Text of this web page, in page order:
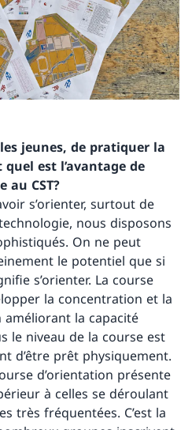
jeunes, de pratiquer la
est l’avantage de
au CST?
s’orienter, surtout de
nous disposons
On ne peut
le potentiel que si
s’orienter. La course
la concentration et la
la capacité
le niveau de la course est
d’être prêt physiquement.
d’orientation présente
à celles se déroulant
très fréquentées. C’est la